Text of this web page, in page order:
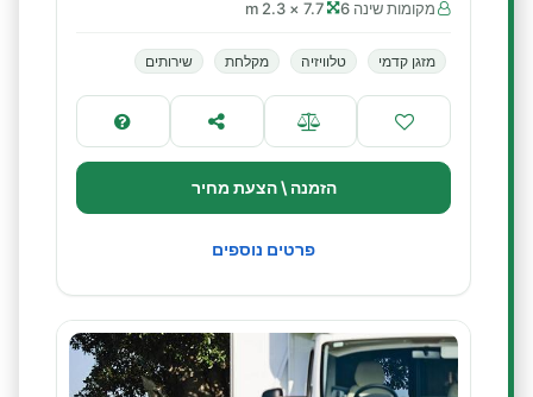
מקומות שינה 6 7.7 × 2.3 m
מזגן קדמי טלוויזיה מקלחת שירותים
הזמנה \ הצעת מחיר
פרטים נוספים